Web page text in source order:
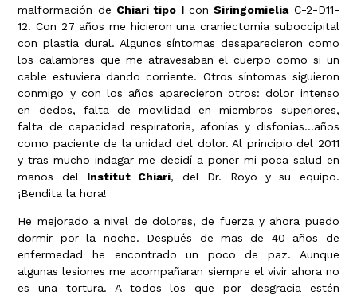
malformación de Chiari tipo IconSiringomieliaC-2-D11-
12. Con 27 años me hicieron una craniectomia suboccipital
con plastia dural. Algunos síntomas desaparecieron como
los calambres que me atravesaban el cuerpo como si un
cable estuviera dando corriente. Otros síntomas siguieron
conmigo y con los años aparecieron otros: dolor intenso
en dedos, falta de movilidad en miembros superiores,
falta de capacidad respiratoria, afonías y disfonías…años
como paciente de la unidad del dolor. Al principio del 2011
y tras mucho indagar me decidí a poner mi poca salud en
manos del Institut Chiari, del Dr. Royo y su equipo.
¡Bendita la hora!
He mejorado a nivel de dolores, de fuerza y ahora puedo
dormir por la noche. Después de mas de 40 años de
enfermedad he encontrado un poco de paz. Aunque
algunas lesiones me acompañaran siempre el vivir ahora no
es una tortura. A todos los que por desgracia estén